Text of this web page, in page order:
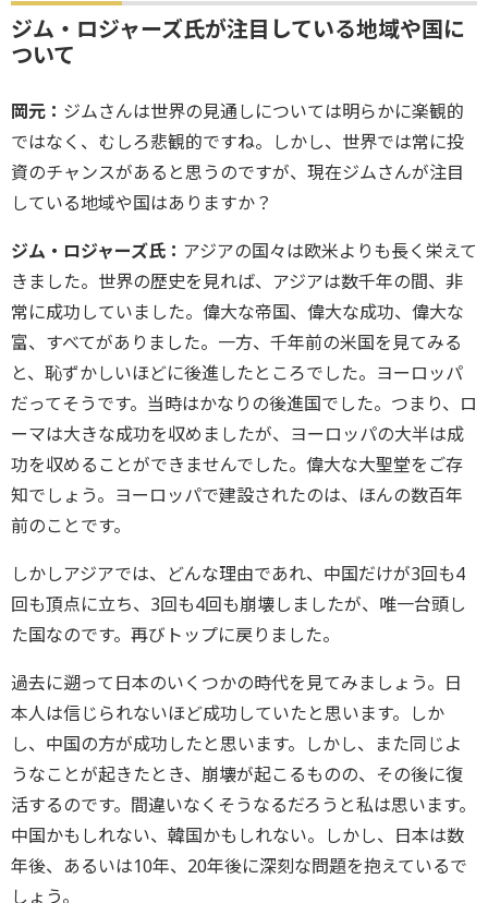
ジム・ロジャーズ氏が注目している地域や国に
ついて
岡元： ジムさんは世界の見通しについては明らかに楽観的
ではなく、むしろ悲観的ですね。しかし、世界では常に投
資のチャンスがあると思うのですが、現在ジムさんが注目
している地域や国はありますか？
ジム・ロジャーズ氏： アジアの国々は欧米よりも長く栄えて
きました。世界の歴史を見れば、アジアは数千年の間、非
常に成功していました。偉大な帝国、偉大な成功、偉大な
富、すべてがありました。一方、千年前の米国を見てみる
と、恥ずかしいほどに後進したところでした。ヨーロッパ
だってそうです。当時はかなりの後進国でした。つまり、ロ
ーマは大きな成功を収めましたが、ヨーロッパの大半は成
功を収めることができませんでした。偉大な大聖堂をご存
知でしょう。ヨーロッパで建設されたのは、ほんの数百年
前のことです。
しかしアジアでは、どんな理由であれ、中国だけが3回も4
回も頂点に立ち、3回も4回も崩壊しましたが、唯一台頭し
た国なのです。再びトップに戻りました。
過去に遡って日本のいくつかの時代を見てみましょう。日
本人は信じられないほど成功していたと思います。しか
し、中国の方が成功したと思います。しかし、また同じよ
うなことが起きたとき、崩壊が起こるものの、その後に復
活するのです。間違いなくそうなるだろうと私は思います。
中国かもしれない、韓国かもしれない。しかし、日本は数
年後、あるいは10年、20年後に深刻な問題を抱えているで
しょう。